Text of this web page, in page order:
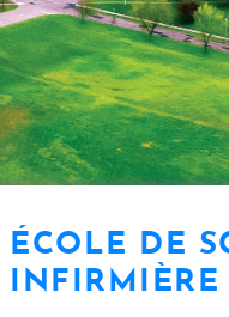
ÉCOLE DE
INFIRMIÈRE